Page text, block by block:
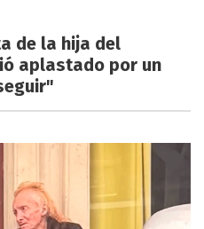
de la hija del
aplastado por un